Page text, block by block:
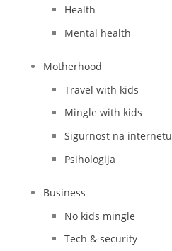
Health
Mental health
Motherhood
Travel with kids
Mingle with kids
Sigurnost na internetu
Psihologija
Business
No kids mingle
Tech & security